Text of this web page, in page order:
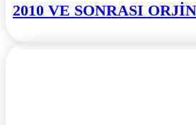
2010 VE SONRASI